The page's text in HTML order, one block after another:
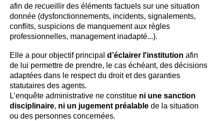
afin de recueillir des éléments factuels sur une situation
donnée (dysfonctionnements, incidents, signalements,
conflits, suspicions de manquement aux règles
professionnelles, management inadapté...).
Elle a pour objectif principal d’éclairer l'institution afin
de lui permettre de prendre, le cas échéant, des décisions
adaptées dans le respect du droit et des garanties
statutaires des agents.
L’enquête administrative ne constitue ni une sanction
disciplinaire, ni un jugement préalable de la situation
ou des personnes concernées.